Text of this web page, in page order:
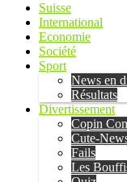
Suisse
International
Economie
Société
Sport
News en
Résultats
Divertissement
Copin
Cute-
Fails
Les